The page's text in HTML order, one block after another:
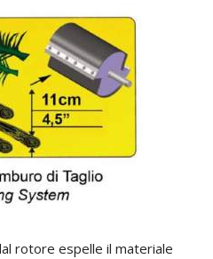
rotore espelle il materiale